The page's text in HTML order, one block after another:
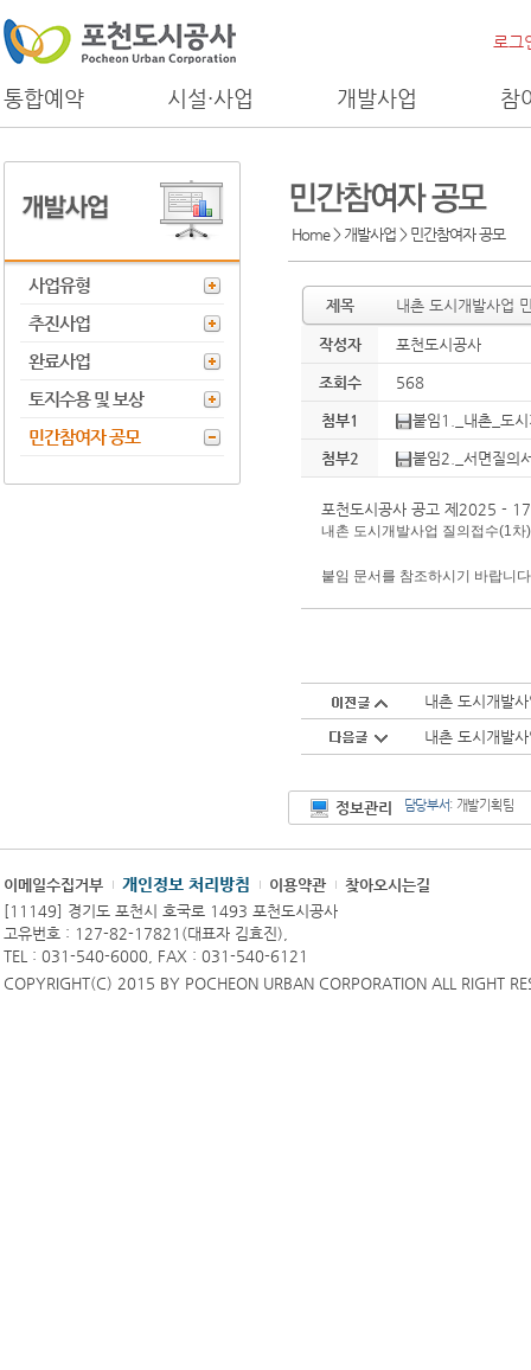
로그
통합예약 시설·사업 개발사업 참
사업유형
추진사업
완료사업
토지수용 및 보상
민간참여자 공모
Home > 개발사업 > 민간참여자 공모
제목 내촌 도시개발사업
작성자 포천도시공사
조회수 568
첨부1 붙임1._내촌_도
첨부2 붙임2._서면질의
포천도시공사 공고 제2025 -
내촌 도시개발사업 질의접수(1차
붙임 문서를 참조하시기 바랍니
내촌 도시개발
내촌 도시개발
정보관리 담당부서: 개발기획팀
이메일수집거부 개인정보 처리방침 이용약관
찾아오시는길
[11149] 경기도 포천시 호국로 1493 포천도시공사
고유번호 : 127-82-17821(대표자 김효진),
TEL : 031-540-6000, FAX : 031-540-6121
COPYRIGHT(C) 2015 BY POCHEON URBAN CORPORATION ALL RIGHT